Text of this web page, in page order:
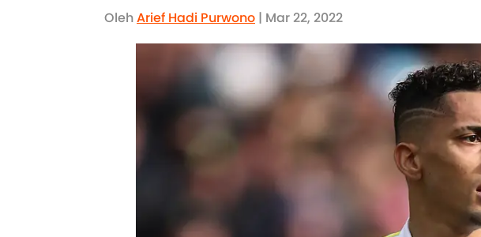
OlehArief Hadi Purwono | Mar 22, 2022